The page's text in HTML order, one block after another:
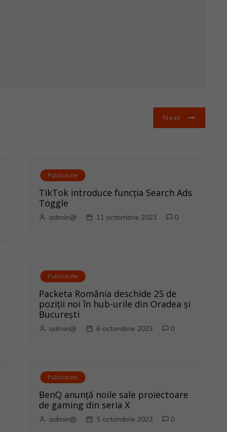
Next
Publicitate
TikTok introduce funcția Search Ads
Toggle
admin@ 11 octombrie 2023 0
Publicitate
Packeta România deschide 25 de
poziții noi în hub-urile din Oradea și
București
admin@ 6 octombrie 2023 0
Publicitate
BenQ anunţă noile sale proiectoare
de gaming din seria X
admin@ 5 octombrie 2023 0